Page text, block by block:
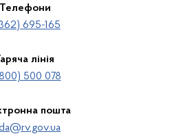
Телефони
695-165
лінія
500 078
пошта